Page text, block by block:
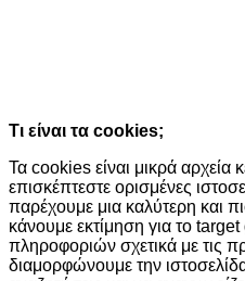
Τι είναι τα cookies;
Τα cookies είναι μικρά
επισκέπτεστε ορισμένες
παρέχουμε μια καλύτερη και
κάνουμε εκτίμηση για το
πληροφοριών σχετικά με τις
διαμορφώνουμε την